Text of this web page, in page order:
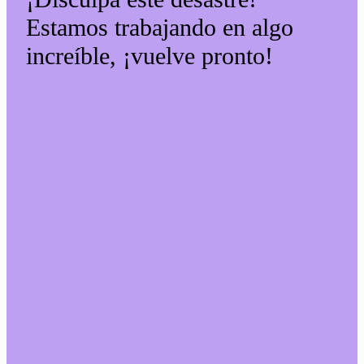
Estamos trabajando en algo
increíble, ¡vuelve pronto!